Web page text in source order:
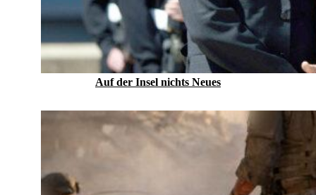
Auf der Insel nichts Neues